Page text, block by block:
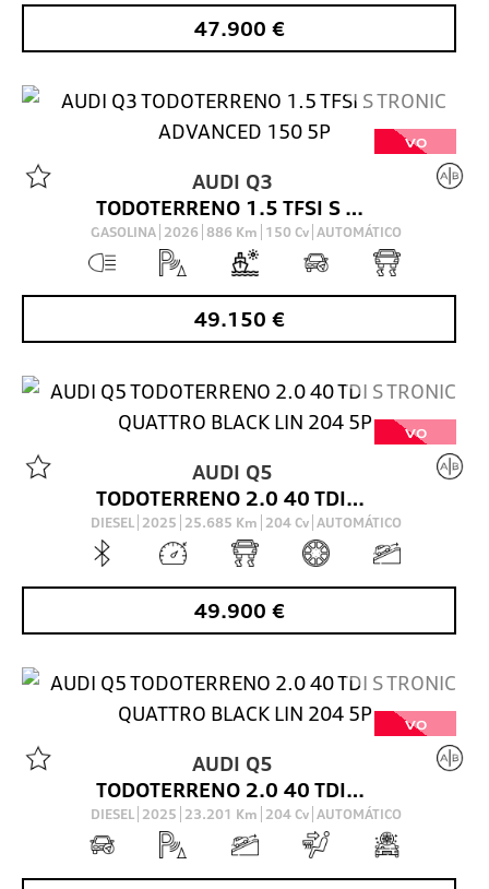
47.900 €
VO
AUDI Q3
TODOTERRENO 1.5 TFSI S TRONIC ADVANCED 150 5P
GASOLINA 2026 886 Km 150 Cv AUTOMÁTICO
49.150 €
VO
AUDI Q5
TODOTERRENO 2.0 40 TDI S TRONIC QUATTRO BLACK LIN 204 5P
DIESEL 2025 25.685 Km 204 Cv AUTOMÁTICO
49.900 €
VO
AUDI Q5
TODOTERRENO 2.0 40 TDI S TRONIC QUATTRO BLACK LIN 204 5P
DIESEL 2025 23.201 Km 204 Cv AUTOMÁTICO